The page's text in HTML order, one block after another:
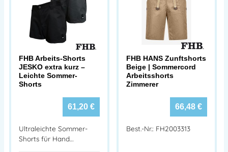
FHB Arbeits-Shorts
JESKO extra kurz –
Leichte Sommer-
Shorts
61,20 €
Ultraleichte Sommer-
Shorts für Hand…
FHB HANS Zunftshorts
Beige | Sommercord
Arbeitsshorts
Zimmerer
66,48 €
Best.-Nr.: FH2003313